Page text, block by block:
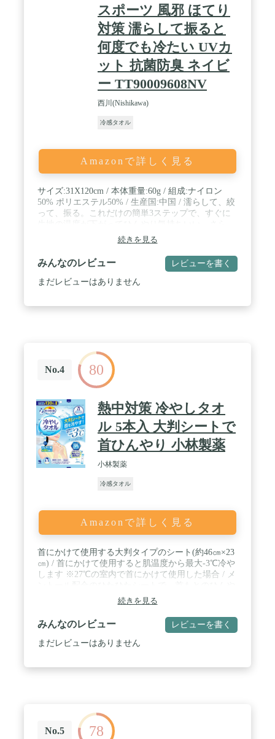
スポーツ 風邪 ほてり
対策 濡らして振ると
何度でも冷たい UVカ
ット 抗菌防臭 ネイビ
ー TT90009608NV
西川(Nishikawa)
冷感タオル
Amazonで詳しく見る
サイズ:31X120cm / 本体重量:60g / 組成:ナイロン
50% ポリエステル50% / 生産国:中国 / 濡らして、絞
って、振る。これだけの簡単3ステップで、すぐに
に、独自の糸によってひんやり感が長続きします。
/ 生地が湿っている間なら、振るだけで何度でも繰
り返し冷たくなるので、お出かけの際はこれ1枚で
OK。タオルを濡らすのは、水でも汗でも、お湯で
もOK。湿らせて振ればひんやり。 / 濡らさなくても
続きを見る
みんなのレビュー レビューを書く
まだレビューはありません
No.4 80
熱中対策 冷やしタオ
ル 5本入 大判シートで
首ひんやり 小林製薬
小林製薬
冷感タオル
Amazonで詳しく見る
首にかけて使用する大判タイプのシート(約46㎝×23
㎝) / 首にかけて使用すると肌温度から最大-3℃冷や
します ※27℃の室内で首にかけて使用した場合 / メ
り感が約60分続きます ※27℃の室内で首にかけて使
用した場合(冷感は個人によって感じ方が異なりま
す。) / 開封するだけで、どこでもすぐに使えます。
/ 1回使いきりのタオルで衛生的です。
続きを見る
みんなのレビュー レビューを書く
まだレビューはありません
No.5 78